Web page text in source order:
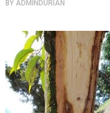
BY ADMINDURIAN